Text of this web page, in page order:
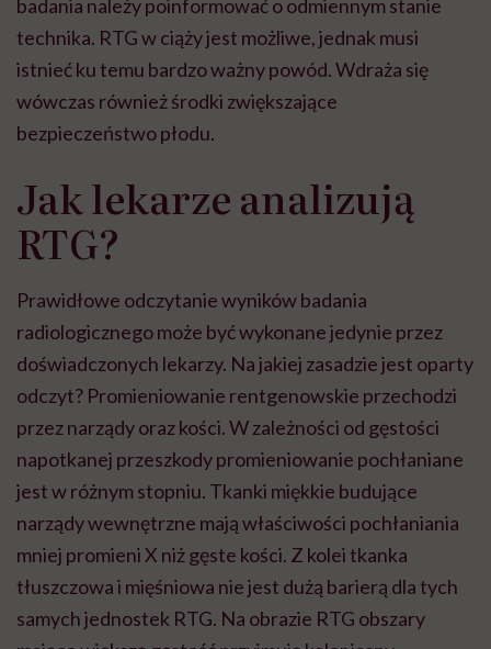
badania należy poinformować o odmiennym stanie
technika. RTG w ciąży jest możliwe, jednak musi
istnieć ku temu bardzo ważny powód. Wdraża się
wówczas również środki zwiększające
bezpieczeństwo płodu.
Jak lekarze analizują
RTG?
Prawidłowe odczytanie wyników badania
radiologicznego może być wykonane jedynie przez
doświadczonych lekarzy. Na jakiej zasadzie jest oparty
odczyt? Promieniowanie rentgenowskie przechodzi
przez narządy oraz kości. W zależności od gęstości
napotkanej przeszkody promieniowanie pochłaniane
jest w różnym stopniu. Tkanki miękkie budujące
narządy wewnętrzne mają właściwości pochłaniania
mniej promieni X niż gęste kości. Z kolei tkanka
tłuszczowa i mięśniowa nie jest dużą barierą dla tych
samych jednostek RTG. Na obrazie RTG obszary